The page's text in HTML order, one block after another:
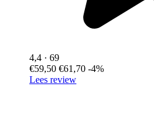
4,4 · 69
€59,50 €61,70 -4%
Lees review